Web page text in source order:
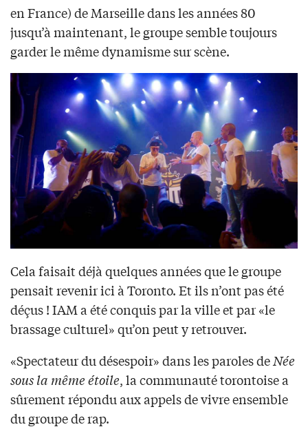
en France) de Marseille dans les années 80
jusqu’à maintenant, le groupe semble toujours
garder le même dynamisme sur scène.
Cela faisait déjà quelques années que le groupe
pensait revenir ici à Toronto. Et ils n’ont pas été
déçus ! IAM a été conquis par la ville et par «le
brassage culturel» qu’on peut y retrouver.
«Spectateur du désespoir» dans les paroles deNée
sous la même étoile, la communauté torontoise a
sûrement répondu aux appels de vivre ensemble
du groupe de rap.